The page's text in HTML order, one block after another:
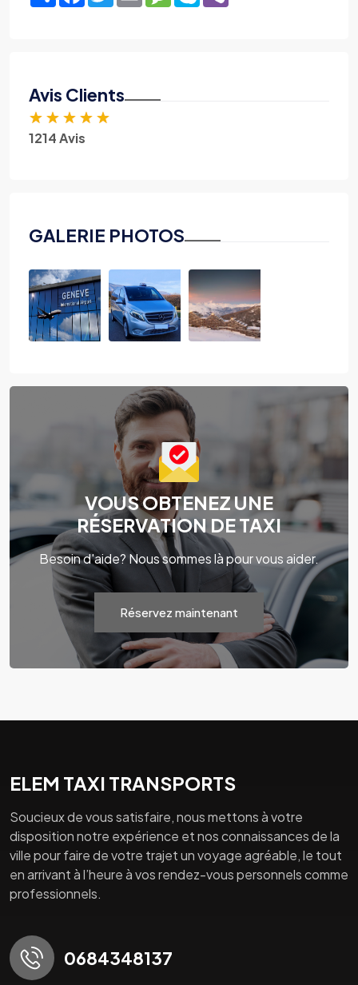
Avis Clients
★ ★ ★ ★ ★
1214 Avis
GALERIE PHOTOS
VOUS OBTENEZ UNE
RÉSERVATION DE TAXI
Besoin d'aide? Nous sommes là pour vous aider.
Réservez maintenant
ELEM TAXI TRANSPORTS
Soucieux de vous satisfaire, nous mettons à votre
disposition notre expérience et nos connaissances de la
ville pour faire de votre trajet un voyage agréable, le tout
en arrivant à l’heure à vos rendez-vous personnels comme
professionnels.
0684348137